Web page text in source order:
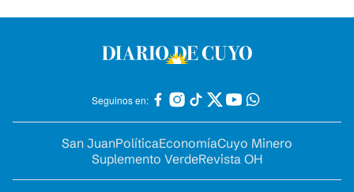
Seguinos en:
San JuanPolíticaEconomíaCuyo Minero
Suplemento VerdeRevista OH